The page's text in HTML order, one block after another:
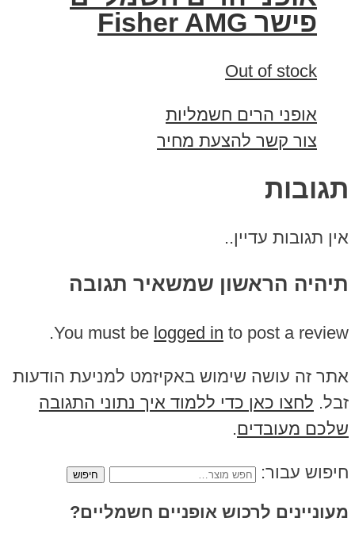
פישר Fisher AMG
Out of stock
אופני הרים חשמליות
צור קשר להצעת מחיר
תגובות
אין תגובות עדיין..
תיהיה הראשון שמשאיר תגובה
You must be logged in to post a review.
אתר זה עושה שימוש באקיזמט למניעת הודעות
זבל. לחצו כאן כדי ללמוד איך נתוני התגובה
שלכם מעובדים.
חיפוש עבור:
מעוניינים לרכוש אופניים חשמליים?